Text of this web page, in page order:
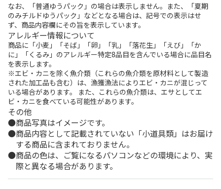
なお、「普通ゆうパック」の場合は表示しません。また、「夏期
のみチルドゆうパック」などとなる場合は、記号での表示はせ
ず、商品内容欄にその旨を表示しています。
アレルギー情報について
商品に「小麦」「そば」「卵」「乳」「落花生」「えび」「か
に」「くるみ」のアレルギー特定8品目を含んでいる場合に品目名
を表示します。
※エビ・カニを除く魚介類（これらの魚介類を原材料として製造
された加工品も含む）は、漁獲漁法によりエビ・カニが混じって
いる場合があります。 また、これらの魚介類は、エサとしてエ
ビ・カニを食べている可能性があります。
その他
商品写真はイメージです。
商品内容として記載されていない「小道具類」はお届け
する商品に含まれておりません。
商品の色は、ご覧になるパソコンなどの環境により、実
際と異なる場合があります。